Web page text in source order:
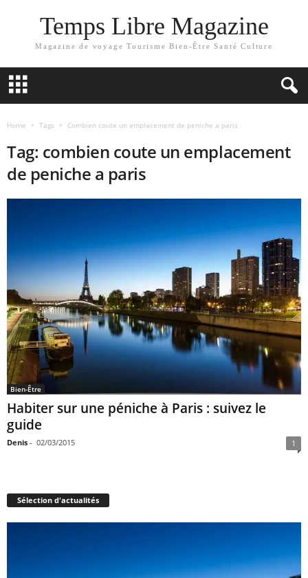
Temps Libre Magazine
Magazine de voyage Tourisme Bien-Être Santé Culture
Home Tags Combien coute un emplacement de peniche a paris
Tag: combien coute un emplacement
de peniche a paris
Bien-Être
Habiter sur une péniche à Paris : suivez le
guide
Denis - 02/03/2015 1
Sélection d'actualités